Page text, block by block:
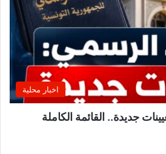
اخبار محلية
جديدة.. القائمة الكاملة